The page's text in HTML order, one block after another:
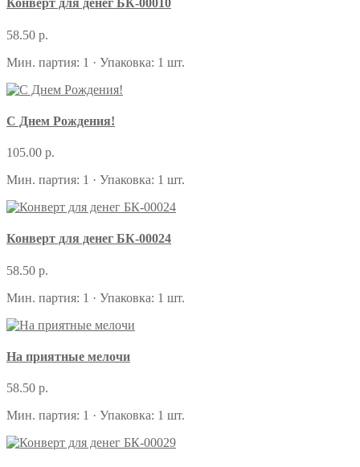
Конверт для денег БК-00010
58.50 р.
Мин. партия: 1 · Упаковка: 1 шт.
С Днем Рождения!
105.00 р.
Мин. партия: 1 · Упаковка: 1 шт.
Конверт для денег БК-00024
58.50 р.
Мин. партия: 1 · Упаковка: 1 шт.
На приятные мелочи
58.50 р.
Мин. партия: 1 · Упаковка: 1 шт.